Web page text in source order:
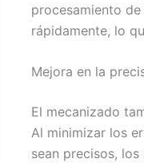
procesamiento
rápidamente, lo
Mejora en la
El mecanizado
Al minimizar los
sean precisos,